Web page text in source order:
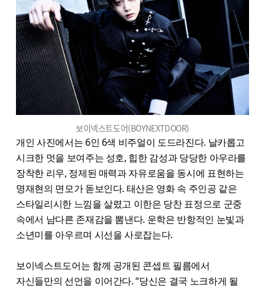
보이넥스트도어(BOYNEXTDOOR)
개인 사진에서는 6인 6색 비주얼이 도드라진다. 날카롭고
시크한 멋을 보여주는 성호, 힙한 감성과 당당한 아우라를
장착한 리우, 정제된 매력과 자유로움을 동시에 표현하는
명재현의 면모가 돋보인다. 태산은 영화 속 주인공 같은
스타일리시한 느낌을 살렸고 이한은 당찬 표정으로 군중
속에서 남다른 존재감을 뽐낸다. 운학은 반항적인 눈빛과
소년미를 아우르며 시선을 사로잡는다.
보이넥스트도어는 함께 공개된 콘셉트 필름에서
자신들만의 선언을 이어간다. “당신은 결국 노크하게 될